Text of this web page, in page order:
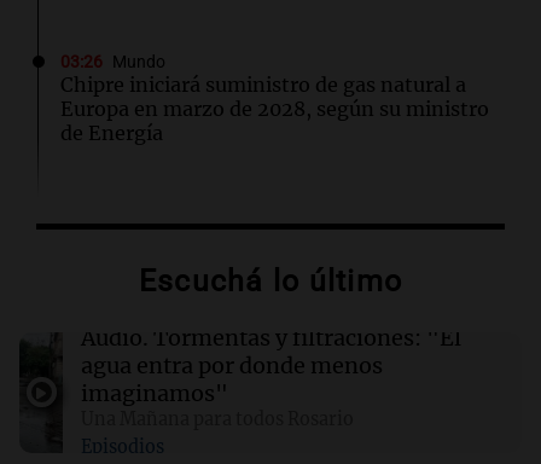
03:26 Mundo
Chipre iniciará suministro de gas natural a
Europa en marzo de 2028, según su ministro
de Energía
Más de 1.300 vuelos cancelados en Shanghái
02:03 Tecnología
Airbnb acelera el lanzamiento de funciones
gracias a la inteligencia artificial en su
búsqueda
Escuchá lo último
Audio. Tormentas y filtraciones: "El
agua entra por donde menos
imaginamos"
Episodios